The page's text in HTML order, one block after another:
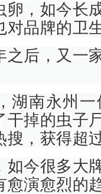
卵，如今长
对品牌的卫
之后，又一
湖南永州
干掉的虫子
搜，获得超
如今很多大
演愈烈的